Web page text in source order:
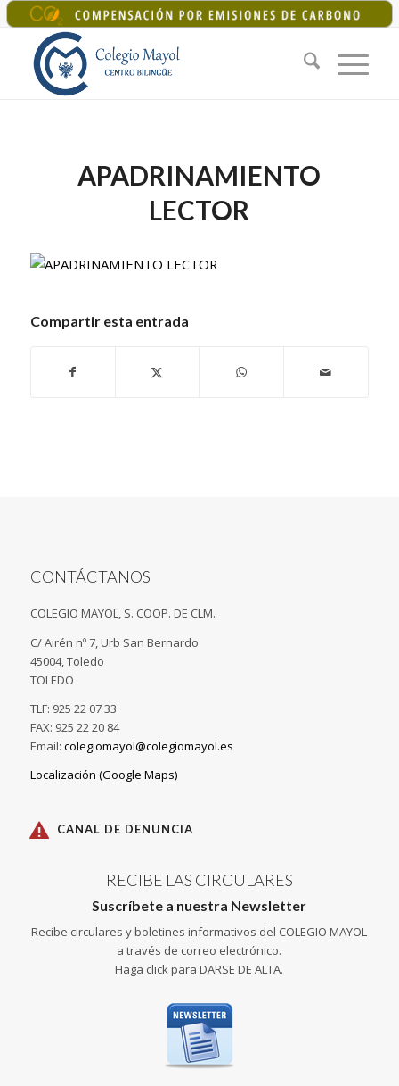
+34 925 22 07 33| colegiomayol@colegiomayol.es
APADRINAMIENTO
LECTOR
Compartir esta entrada
CONTÁCTANOS
COLEGIO MAYOL, S. COOP. DE CLM.
C/ Airén nº 7, Urb San Bernardo
45004, Toledo
TOLEDO
TLF: 925 22 07 33
FAX: 925 22 20 84
Email: colegiomayol@colegiomayol.es
Localización (Google Maps)
CANAL DE DENUNCIA
RECIBE LAS CIRCULARES
Suscríbete a nuestra Newsletter
Recibe circulares y boletines informativos del COLEGIO MAYOL
a través de correo electrónico.
Haga click para DARSE DE ALTA.